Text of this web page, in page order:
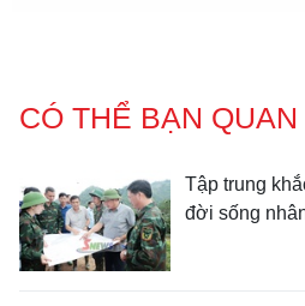
CÓ THỂ BẠN QUAN
Tập trung
đời sống